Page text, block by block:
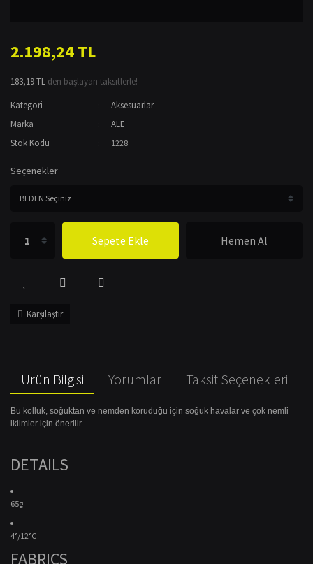
2.198,24 TL
183,19 TL den başlayan taksitlerle!
Kategori
Aksesuarlar
Marka
ALE
Stok Kodu
1228
Seçenekler
Sepete Ekle Hemen Al
Karşılaştır
Ürün Bilgisi Yorumlar Taksit Seçenekleri
Bu kolluk, soğuktan ve nemden koruduğu için soğuk havalar ve çok nemli
iklimler için önerilir.
DETAILS
65g
4°/12°C
FABRICS